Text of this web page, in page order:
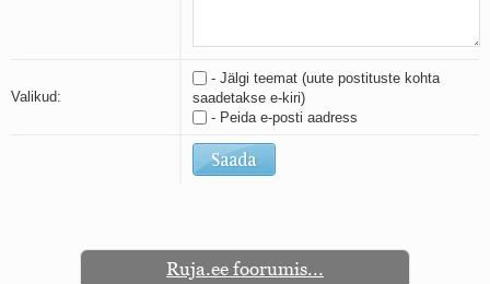
Valikud:
- Jälgi teemat (uute postituste kohta
saadetakse e-kiri)
- Peida e-posti aadress
Ruja.ee foorumis...